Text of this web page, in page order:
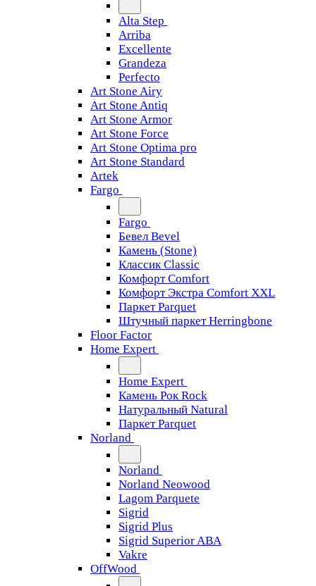
Alta Step
Arriba
Excellente
Grandeza
Perfecto
Art Stone Airy
Art Stone Antiq
Art Stone Armor
Art Stone Force
Art Stone Optima pro
Art Stone Standard
Artek
Fargo
Fargo
Бевел Bevel
Камень (Stone)
Классик Classic
Комфорт Comfort
Комфорт Экстра Comfort XXL
Паркет Parquet
Штучный паркет Herringbone
Floor Factor
Home Expert
Home Expert
Камень Рок Rock
Натуральный Natural
Паркет Parquet
Norland
Norland
Norland Neowood
Lagom Parquete
Sigrid
Sigrid Plus
Sigrid Superior ABA
Vakre
OffWood